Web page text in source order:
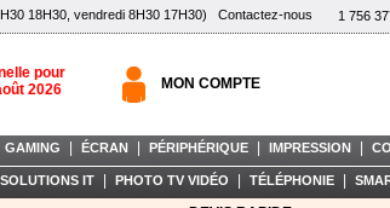
1 756
18H30, vendredi 8H30 17H30) Contactez-nous
pour
2026
MON COMPTE
GAMING ÉCRAN PÉRIPHÉRIQUE IMPRESSION
SOLUTIONS IT PHOTO TV VIDÉO TÉLÉPHONIE